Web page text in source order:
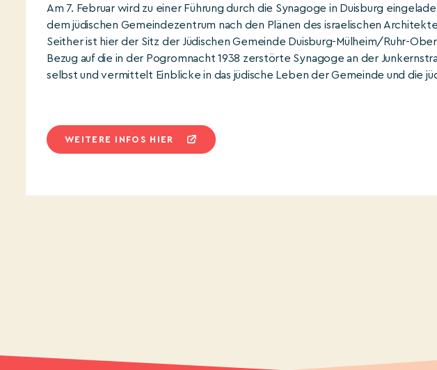
Am 7. Februar wird zu einer Führung durch die Synagoge in Duisburg
dem jüdischen Gemeindezentrum nach den Plänen des israelischen
Seither ist hier der Sitz der Jüdischen Gemeinde Duisburg-Mülheim/Ruhr-
Bezug auf die in der Pogromnacht 1938 zerstörte Synagoge an der
selbst und vermittelt Einblicke in das jüdische Leben der Gemeinde und die
WEITERE INFOS HIER